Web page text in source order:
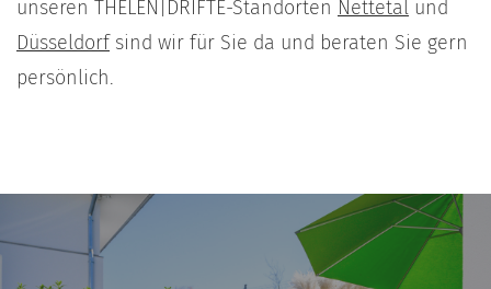
unseren THELEN|DRIFTE-Standorten Nettetal und
Düsseldorfsind wir für Sie da und beraten Sie gern
persönlich.